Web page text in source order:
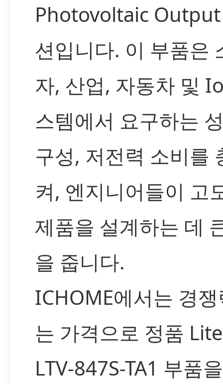
Photovoltaic
션입니다. 이 부품은
자, 산업, 자동차 및
스템에서 요구하는
구성, 저전력 소비를
켜, 엔지니어들이 고
제품을 설계하는 데
을 줍니다.
ICHOME에서는 경
는 가격으로 정품
LTV-847S-TA1 부품